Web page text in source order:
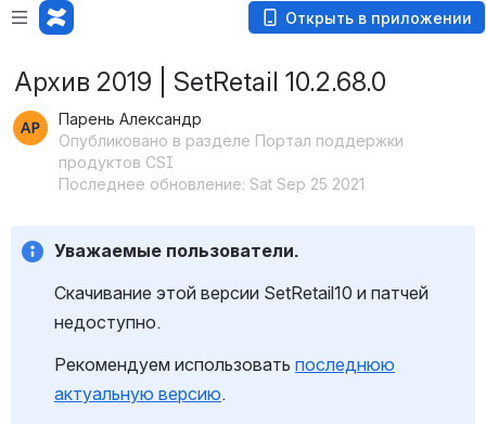
Открыть в приложении
Архив 2019 | SetRetail 10.2.68.0
Парень Александр
Опубликовано в разделе Портал поддержки
продуктов CSI
Последнее обновление: Sat Sep 25 2021
Уважаемые пользователи.
Скачивание этой версии SetRetail10 и патчей
недоступно.
Рекомендуем использовать последнюю
актуальную версию.